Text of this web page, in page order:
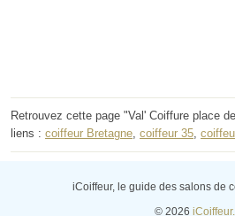
Retrouvez cette page "Val' Coiffure place
liens : coiffeur Bretagne, coiffeur 35,
iCoiffeur, le guide des salons de
© 2026